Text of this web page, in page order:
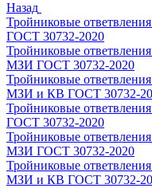
Назад
Тройниковые
ГОСТ 30732-2020
Тройниковые
МЗИ ГОСТ 30732-2020
Тройниковые
МЗИ и КВ ГОСТ 30732-
Тройниковые
ГОСТ 30732-2020
Тройниковые
МЗИ ГОСТ 30732-2020
Тройниковые
МЗИ и КВ ГОСТ 30732-